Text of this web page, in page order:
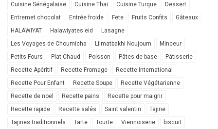
Cuisine Sénégalaise
Cuisine Thai Cuisine Turque
Dessert
Entremet chocolat
Entrée froide Fete Fruits Confits
Gâteaux
HALAWIYAT
Halawiyates eid
Lasagne
Les Voyages de Choumicha
Lilmatbakhi Noujoum
Minceur
Petits Fours
Plat Chaud Poisson Pâtes de base
Pâtisserie
Recette Apéritif
Recette Fromage
Recette International
Recette Pour Enfant
Recette Soupe
Recette Végétarienne
Recette de noel
Recette pains
Recette pour maigrir
Recette rapide
Recette salés Saint valentin
Tajine
Tajines traditionnels
Tarte Tourte Viennoiserie biscuit